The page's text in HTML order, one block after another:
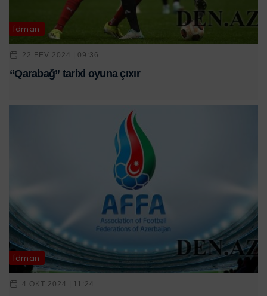
İdman
22 FEV 2024 | 09:36
“Qarabağ” tarixi oyuna çıxır
İdman
4 OKT 2024 | 11:24